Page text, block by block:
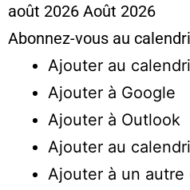
août 2026 Août 2026
Abonnez-vous au
Ajouter au
Ajouter à Google
Ajouter à Outlook
Ajouter au
Ajouter à un autre